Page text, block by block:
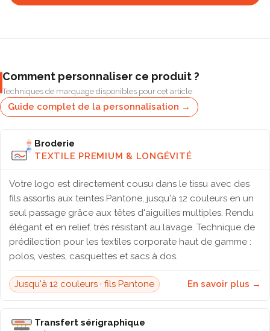
Comment personnaliser ce produit ?
Techniques de marquage disponibles pour cet article
Guide complet de la personnalisation →
Broderie
TEXTILE PREMIUM & LONGÉVITÉ
Votre logo est directement cousu dans le tissu avec des
fils assortis aux teintes Pantone, jusqu'à 12 couleurs en un
seul passage grâce aux têtes d'aiguilles multiples. Rendu
élégant et en relief, très résistant au lavage. Technique de
prédilection pour les textiles corporate haut de gamme :
polos, vestes, casquettes et sacs à dos.
Jusqu'à 12 couleurs · fils Pantone En savoir plus →
Transfert sérigraphique